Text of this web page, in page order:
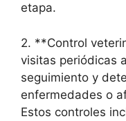
etapa.
2. **Control
visitas periódicas
seguimiento y
enfermedades o
Estos controles